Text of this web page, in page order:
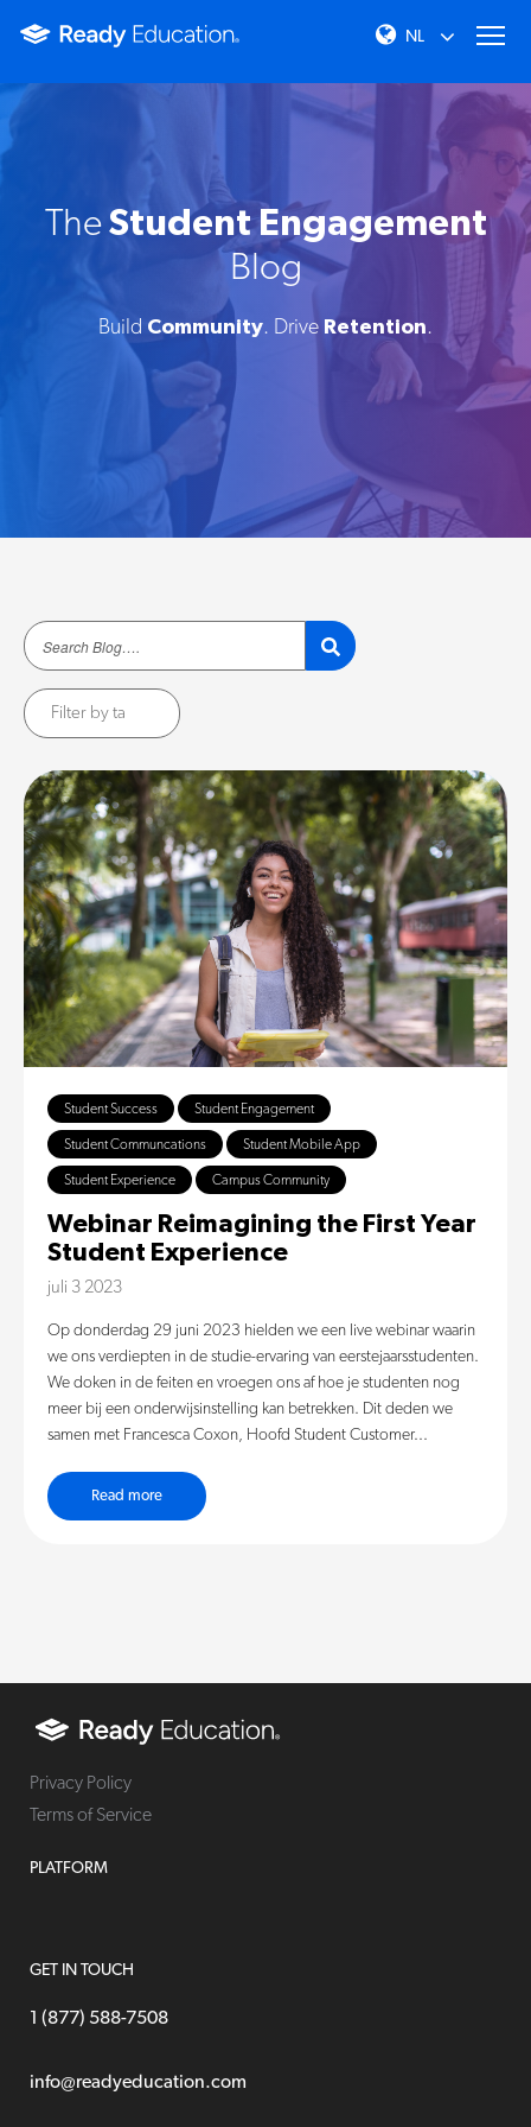
TheStudent Engagement
Blog
Build Community. Drive Retention.
Filter by ta
Student Success Student Engagement
Student Communcations Student Mobile App
Student Experience Campus Community
Webinar Reimagining the First Year
Student Experience
juli 3 2023
Op donderdag 29 juni 2023 hielden we een live webinar waarin
we ons verdiepten in de studie-ervaring van eerstejaarsstudenten.
We doken in de feiten en vroegen ons af hoe je studenten nog
meer bij een onderwijsinstelling kan betrekken. Dit deden we
samen met Francesca Coxon, Hoofd Student Customer...
Read more
Privacy Policy
Terms of Service
PLATFORM
GET IN TOUCH
1 (877) 588-7508
info@readyeducation.com